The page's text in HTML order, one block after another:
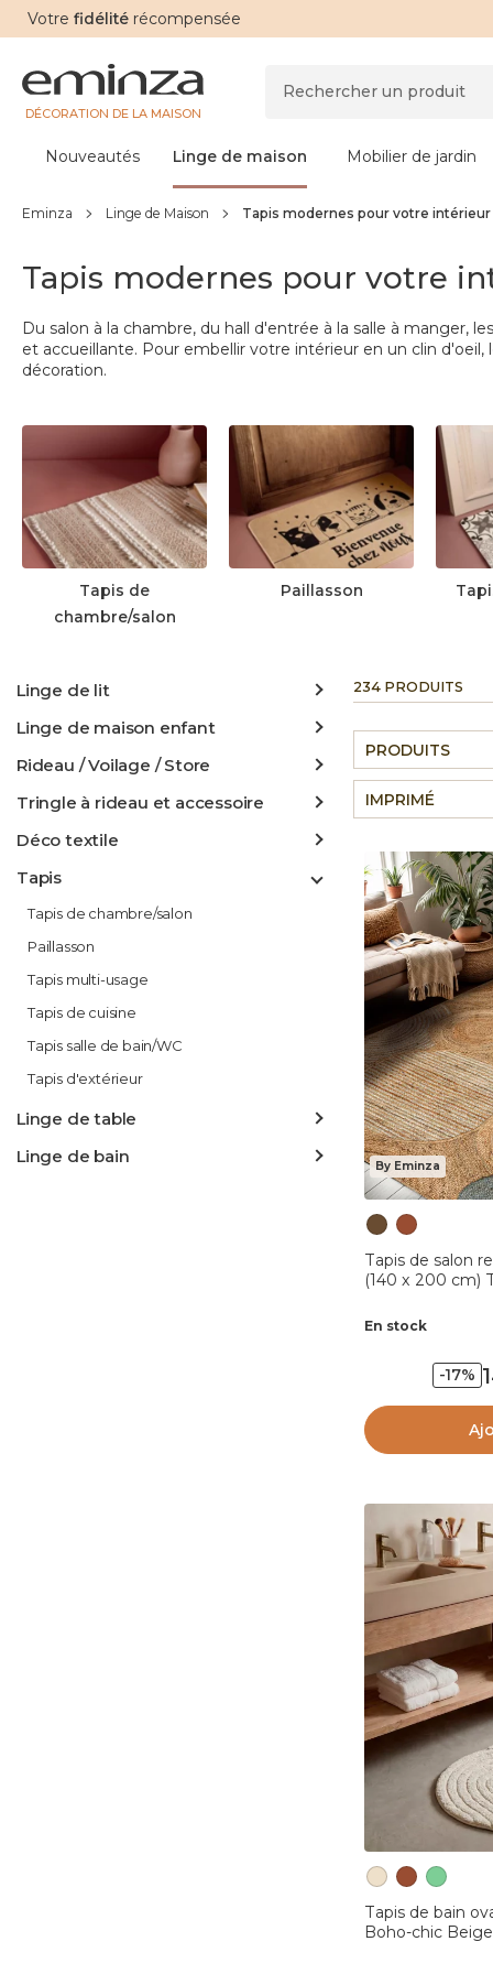
Votre fidélité récompensée
DÉCORATION DE LA MAISON
Nouveautés Linge de maison Mobilier de jardin
Eminza Linge de Maison Tapis modernes pour votre intérieur
Tapis modernes pour votre
Du salon à la chambre, du hall d'entrée à la salle à manger,
et accueillante. Pour embellir votre intérieur en un clin
décoration.
Tapis de
chambre/salon
Paillasson
Linge de lit
Linge de maison enfant
Rideau / Voilage / Store
Tringle à rideau et accessoire
Déco textile
Tapis
Tapis de chambre/salon
Paillasson
Tapis multi-usage
Tapis de cuisine
Tapis salle de bain/WC
Tapis d'extérieur
Linge de table
Linge de bain
234 PRODUITS
PRODUITS
IMPRIMÉ
By Eminza
Tapis de salon
(140 x 200 cm)
En stock
-17%
Tapis de bain
Boho-chic